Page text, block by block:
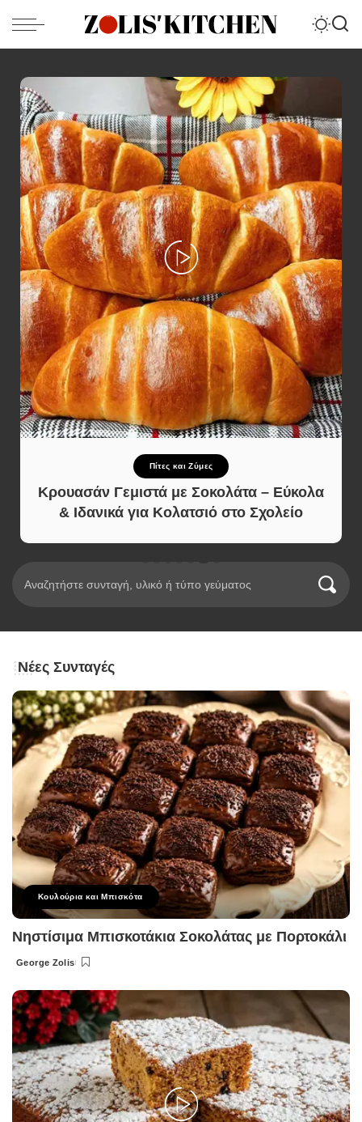
Πίτες και Ζύμες
Κρουασάν Γεμιστά με Σοκολάτα – Εύκολα
& Ιδανικά για Κολατσιό στο Σχολείο
Νέες Συνταγές
Κουλούρια και Μπισκότα
Νηστίσιμα Μπισκοτάκια Σοκολάτας με Πορτοκάλι
Posted
George Zolis